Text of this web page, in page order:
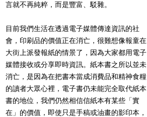
言就不再純粹，而是豐富、駁雜。
目前我們生活在透過電子媒體傳達資訊的社
會，印刷品的價值正在消亡，很難想像報童在
大街上派發報紙的情景了，因為大家都用電子
媒體接收或分享即時資訊。紙本書之所以並未
消亡，是因為在把書本當成消費品和精神食糧
的讀者大眾心裡，電子書仍未能完全取代紙本
書的地位，我們仍然相信信紙本有某些「實
在」的價值，即使只是手稿或油畫的影印本，